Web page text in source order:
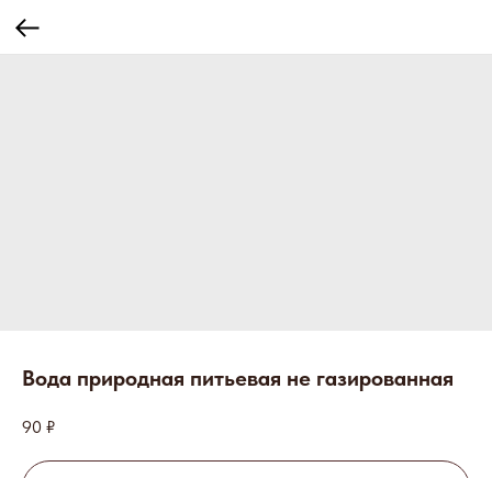
Вода природная питьевая не газированная
90 ₽